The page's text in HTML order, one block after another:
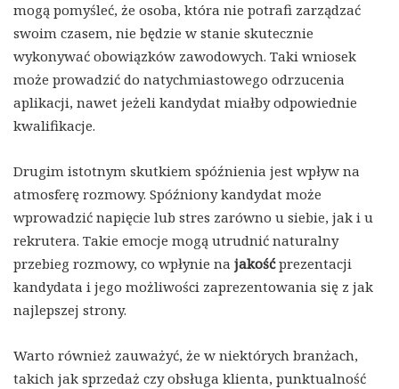
mogą pomyśleć, że osoba, która nie potrafi zarządzać
swoim czasem, nie będzie w stanie skutecznie
wykonywać obowiązków zawodowych. Taki wniosek
może prowadzić do natychmiastowego odrzucenia
aplikacji, nawet jeżeli kandydat miałby odpowiednie
kwalifikacje.
Drugim istotnym skutkiem spóźnienia jest wpływ na
atmosferę rozmowy. Spóźniony kandydat może
wprowadzić napięcie lub stres zarówno u siebie, jak i u
rekrutera. Takie emocje mogą utrudnić naturalny
przebieg rozmowy, co wpłynie na jakośćprezentacji
kandydata i jego możliwości zaprezentowania się z jak
najlepszej strony.
Warto również zauważyć, że w niektórych branżach,
takich jak sprzedaż czy obsługa klienta, punktualność